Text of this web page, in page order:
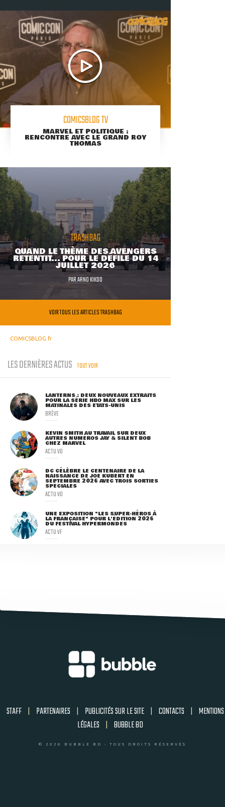
COMICSBLOG TV
MARVEL ET POLITIQUE :
RENCONTRE AVEC LE GRAND ROY
THOMAS
TRASHBAG
QUAND LE THÈME DES AVENGERS
RETENTIT... POUR LE DÉFILÉ DU 14
JUILLET 2026
PARARNO KIKOO
VOIR TOUS LES ARTICLES TRASHBAG
COMICSBLOG.fr
LES DERNIÈRES ACTUS TOUT VOIR
LANTERNS : DEUX NOUVEAUX EXTRAITS
POUR LA SÉRIE HBO MAX SUR LES
MATINALES DES ETATS-UNIS
BRÈVE
KEVIN SMITH AU TRAVAIL SUR DEUX
AUTRES NUMÉROS JAY & SILENT BOB
CHEZ MARVEL
ACTU VO
DC CÉLÈBRE LE CENTENAIRE DE LA
NAISSANCE DE JOE KUBERT EN
SEPTEMBRE 2026 AVEC TROIS SORTIES
SPÉCIALES
ACTU VO
UNE EXPOSITION "LES SUPER-HÉROS À
LA FRANÇAISE" POUR L'ÉDITION 2026
DU FESTIVAL HYPERMONDES
ACTU VF
STAFF | PARTENAIRES | PUBLICITÉS SUR LE SITE | CONTACTS | MENTIONS
LÉGALES | BUBBLE BD
© 2026 BUBBLE BD - TOUS DROITS RÉSERVÉS